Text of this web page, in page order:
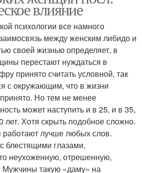
влияние
психологии все намного
между женским либидо и
своей жизнью определяет, в
перестают нуждаться в
принято считать условной, так
с окружающим, что в жизни
принято. Но тем не менее
может наступить и в 25, и в 35,
лет. Хотя скрыть подобное сложно.
лучше любых слов.
блестящими глазами,
неухоженную, отрешенную,
Мужчины такую «даму» на